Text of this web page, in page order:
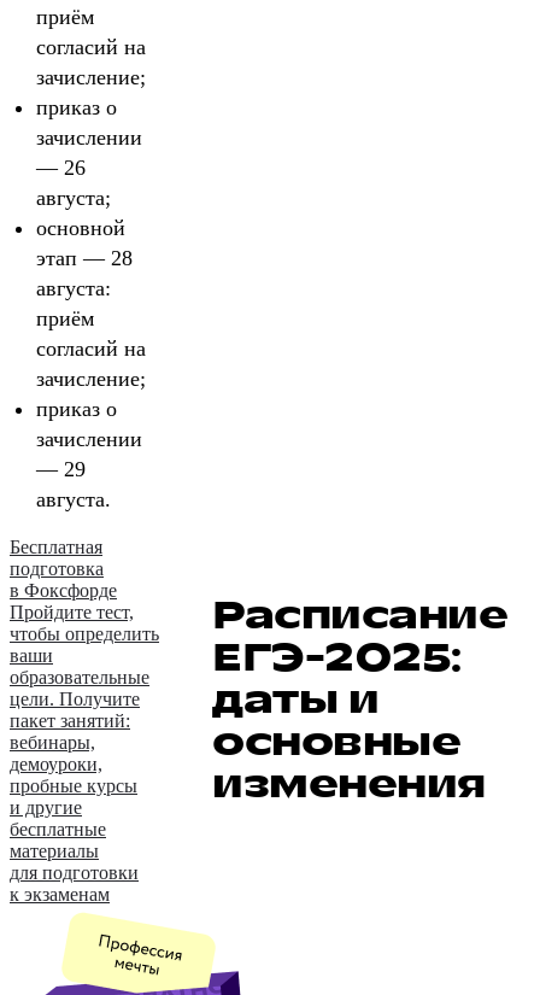
приём
согласий на
зачисление;
приказ о
зачислении
— 26
августа;
основной
этап — 28
августа:
приём
согласий на
зачисление;
приказ о
зачислении
— 29
августа.
Бесплатная
подготовка
в Фоксфорде
Пройдите тест,
чтобы определить
ваши
образовательные
цели. Получите
пакет занятий:
вебинары,
демоуроки,
пробные курсы
и другие
бесплатные
материалы
для подготовки
к экзаменам
Расписание
ЕГЭ-2025:
даты и
основные
изменения